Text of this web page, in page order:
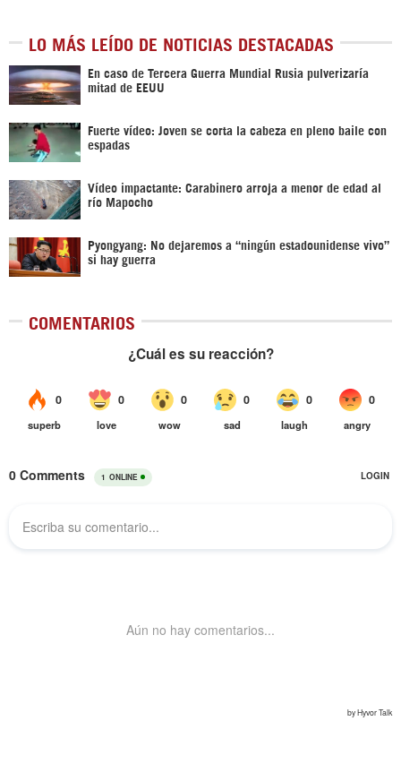
LO MÁS LEÍDO DE NOTICIAS DESTACADAS
En caso de Tercera Guerra Mundial Rusia pulverizaría
mitad de EEUU
Fuerte vídeo: Joven se corta la cabeza en pleno baile con
espadas
Vídeo impactante: Carabinero arroja a menor de edad al
río Mapocho
Pyongyang: No dejaremos a “ningún estadounidense vivo”
si hay guerra
COMENTARIOS